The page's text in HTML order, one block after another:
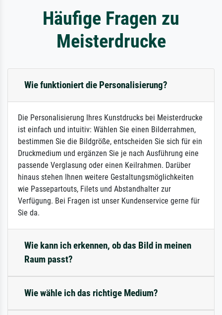
Häufige Fragen zu
Meisterdrucke
Wie funktioniert die Personalisierung?
Die Personalisierung Ihres Kunstdrucks bei Meisterdrucke
ist einfach und intuitiv: Wählen Sie einen Bilderrahmen,
bestimmen Sie die Bildgröße, entscheiden Sie sich für ein
Druckmedium und ergänzen Sie je nach Ausführung eine
passende Verglasung oder einen Keilrahmen. Darüber
hinaus stehen Ihnen weitere Gestaltungsmöglichkeiten
wie Passepartouts, Filets und Abstandhalter zur
Verfügung. Bei Fragen ist unser Kundenservice gerne für
Sie da.
Wie kann ich erkennen, ob das Bild in meinen
Raum passt?
Wie wähle ich das richtige Medium?